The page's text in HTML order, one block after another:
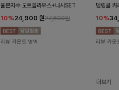
율븐자수 도트블라우스+나시SET
10%24,900 원27,600원
리뷰 카운트 영역
덤링클 카
10%
리뷰 카운
더보기